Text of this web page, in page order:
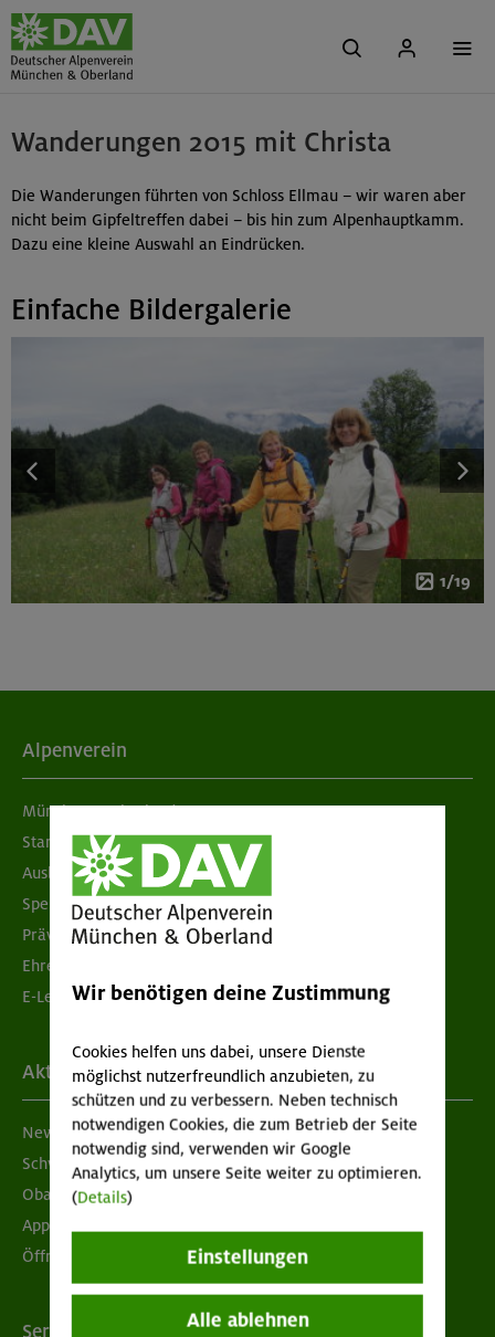
Wanderungen 2015 mit Christa
Die Wanderungen führten von Schloss Ellmau – wir waren aber
nicht beim Gipfeltreffen dabei – bis hin zum Alpenhauptkamm.
Dazu eine kleine Auswahl an Eindrücken.
Einfache Bildergalerie
1/19
Alpenverein
München & Oberland
Standorte
Ausbildung & Jobs
Spenden
Prävention sexualisierter Gewalt
Ehrenamtsbörse
E-Learning
Aktuelles
Newsletter
Schwarzes Brett
Obacht geben!
App "Mein DAV+"
Öffnungszeiten
Services
Wir benötigen deine Zustimmung
Cookies helfen uns dabei, unsere Dienste
möglichst nutzerfreundlich anzubieten, zu
schützen und zu verbessern. Neben technisch
notwendigen Cookies, die zum Betrieb der Seite
notwendig sind, verwenden wir Google
Analytics, um unsere Seite weiter zu optimieren.
(Details)
Einstellungen
Alle ablehnen